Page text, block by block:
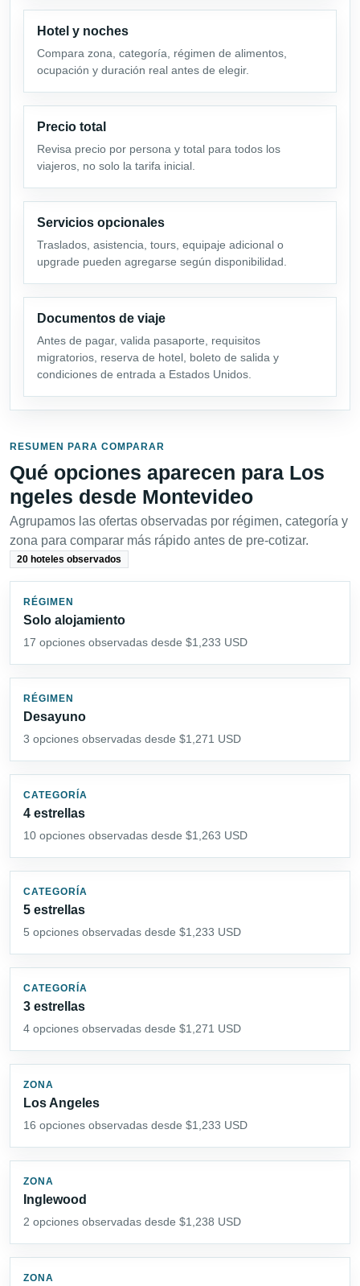
Hotel y noches
Compara zona, categoría, régimen de alimentos,
ocupación y duración real antes de elegir.
Precio total
Revisa precio por persona y total para todos los
viajeros, no solo la tarifa inicial.
Servicios opcionales
Traslados, asistencia, tours, equipaje adicional o
upgrade pueden agregarse según disponibilidad.
Documentos de viaje
Antes de pagar, valida pasaporte, requisitos
migratorios, reserva de hotel, boleto de salida y
condiciones de entrada a Estados Unidos.
RESUMEN PARA COMPARAR
Qué opciones aparecen para Los
ngeles desde Montevideo
Agrupamos las ofertas observadas por régimen, categoría y
zona para comparar más rápido antes de pre-cotizar.
20 hoteles observados
RÉGIMEN
Solo alojamiento
17 opciones observadas desde $1,233 USD
RÉGIMEN
Desayuno
3 opciones observadas desde $1,271 USD
CATEGORÍA
4 estrellas
10 opciones observadas desde $1,263 USD
CATEGORÍA
5 estrellas
5 opciones observadas desde $1,233 USD
CATEGORÍA
3 estrellas
4 opciones observadas desde $1,271 USD
ZONA
Los Angeles
16 opciones observadas desde $1,233 USD
ZONA
Inglewood
2 opciones observadas desde $1,238 USD
ZONA